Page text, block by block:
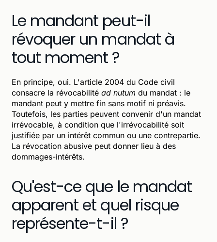
Le mandant peut-il
révoquer un mandat à
tout moment ?
En principe, oui. L'article 2004 du Code civil
consacre la révocabilité ad nutum du mandat : le
mandant peut y mettre fin sans motif ni préavis.
Toutefois, les parties peuvent convenir d'un mandat
irrévocable, à condition que l'irrévocabilité soit
justifiée par un intérêt commun ou une contrepartie.
La révocation abusive peut donner lieu à des
dommages-intérêts.
Qu'est-ce que le mandat
apparent et quel risque
représente-t-il ?